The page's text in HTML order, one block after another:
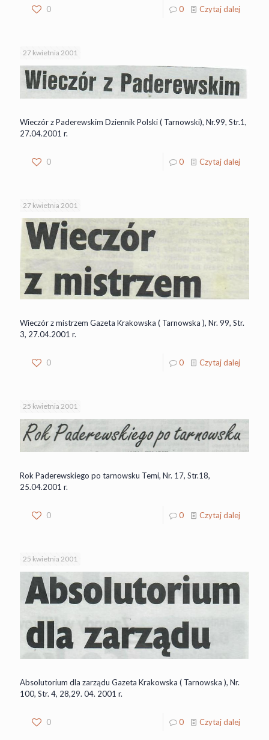
0 0 Czytaj dalej
27 kwietnia 2001
Wieczór z Paderewskim Dziennik Polski ( Tarnowski), Nr.99, Str.1,
27.04.2001 r.
0 0 Czytaj dalej
27 kwietnia 2001
Wieczór z mistrzem Gazeta Krakowska ( Tarnowska ), Nr. 99, Str.
3, 27.04.2001 r.
0 0 Czytaj dalej
25 kwietnia 2001
Rok Paderewskiego po tarnowsku Temi, Nr. 17, Str.18,
25.04.2001 r.
0 0 Czytaj dalej
25 kwietnia 2001
Absolutorium dla zarządu Gazeta Krakowska ( Tarnowska ), Nr.
100, Str. 4, 28,29. 04. 2001 r.
0 0 Czytaj dalej